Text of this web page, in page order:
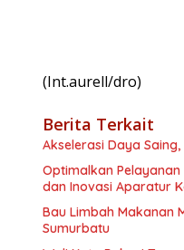
(Int.aurell/dro)
Berita Terkait
Akselerasi Daya
Optimalkan Pelayanan
dan Inovasi Aparatur
Bau Limbah Makanan
Sumurbatu